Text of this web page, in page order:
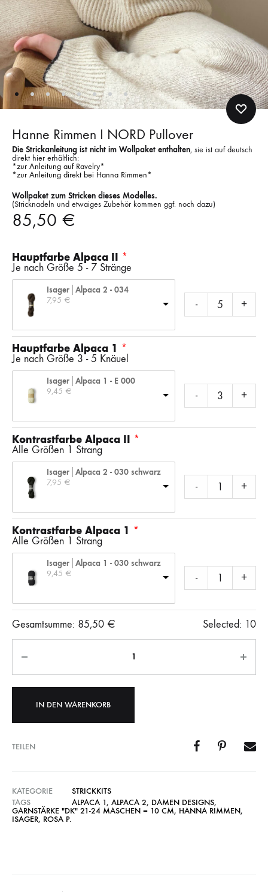
Hanne Rimmen I NORD Pullover
Die Strickanleitung ist nicht im Wollpaket enthalten, sie ist auf deutsch
direkt hier erhältlich:
*zur Anleitung auf Ravelry*
*zur Anleitung direkt bei Hanna Rimmen*
Wollpaket zum Stricken dieses Modelles.
(Stricknadeln und etwaiges Zubehör kommen ggf. noch dazu)
85,50 €
Hauptfarbe Alpaca II
Je nach Größe 5 - 7 Stränge
Isager│Alpaca 2 - 034
7,95 € - +
Hauptfarbe Alpaca 1
Je nach Größe 3 - 5 Knäuel
Isager│Alpaca 1 - E 000
9,45 € - +
Kontrastfarbe Alpaca II
Alle Größen 1 Strang
Isager│Alpaca 2 - 030 schwarz
7,95 € - +
Kontrastfarbe Alpaca 1
Alle Größen 1 Strang
Isager│Alpaca 1 - 030 schwarz
9,45 € - +
Gesamtsumme: 85,50 € Selected: 10
IN DEN WARENKORB
TEILEN
KATEGORIE
STRICKKITS
TAGS
ALPACA 1, ALPACA 2, DAMEN DESIGNS,
GARNSTÄRKE "DK" 21-24 MASCHEN = 10 CM, HANNA RIMMEN,
ISAGER, ROSA P.